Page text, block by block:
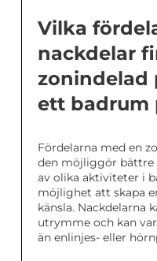
Vilka
nackdelar
zonindelad
ett badrum
Fördelarna med en
den möjliggör bättre
av olika aktiviteter i
möjlighet att skapa
känsla. Nackdelarna
utrymme och kan
än enlinjes- eller